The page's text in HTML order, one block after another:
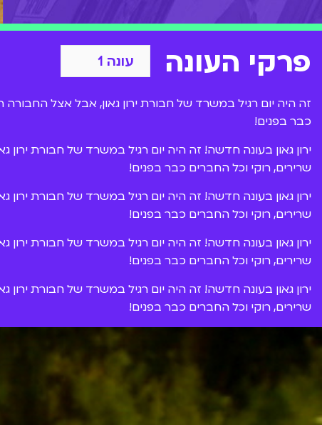
פרקי העונה
זה היה יום רגיל במשרד של חבורת ירון גאון, אבל אצל החבורה
כבר בפנים!
ירון גאון בעונה חדשה! זה היה יום רגיל במשרד של חבורת
שרירים, רוקי וכל החברים כבר בפנים!
ירון גאון בעונה חדשה! זה היה יום רגיל במשרד של חבורת
שרירים, רוקי וכל החברים כבר בפנים!
ירון גאון בעונה חדשה! זה היה יום רגיל במשרד של חבורת
שרירים, רוקי וכל החברים כבר בפנים!
ירון גאון בעונה חדשה! זה היה יום רגיל במשרד של חבורת
שרירים, רוקי וכל החברים כבר בפנים!